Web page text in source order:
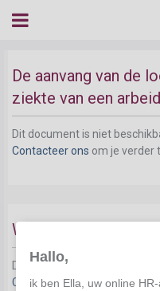
De aanvang van de
ziekte van een
Dit document is niet
Contacteer ons om je verder
Wat is hervalling (bij
Dit document is niet
Contacteer onsom je verder
Hallo,
ik ben Ella, uw online